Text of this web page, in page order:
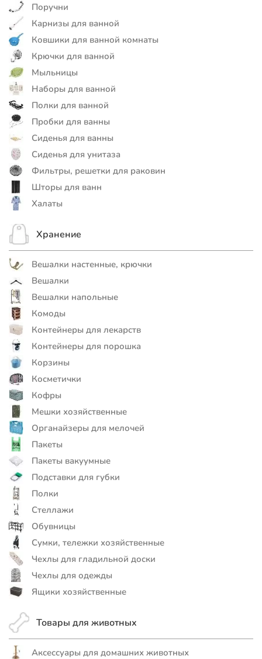
Поручни
Карнизы для ванной
Ковшики для ванной комнаты
Крючки для ванной
Мыльницы
Наборы для ванной
Полки для ванной
Пробки для ванны
Сиденья для ванны
Сиденья для унитаза
Фильтры, решетки для раковин
Шторы для ванн
Халаты
Хранение
Вешалки настенные, крючки
Вешалки
Вешалки напольные
Комоды
Контейнеры для лекарств
Контейнеры для порошка
Корзины
Косметички
Кофры
Мешки хозяйственные
Органайзеры для мелочей
Пакеты
Пакеты вакуумные
Подставки для губки
Полки
Стеллажи
Обувницы
Сумки, тележки хозяйственные
Чехлы для гладильной доски
Чехлы для одежды
Ящики хозяйственные
Товары для животных
Аксессуары для домашних животных